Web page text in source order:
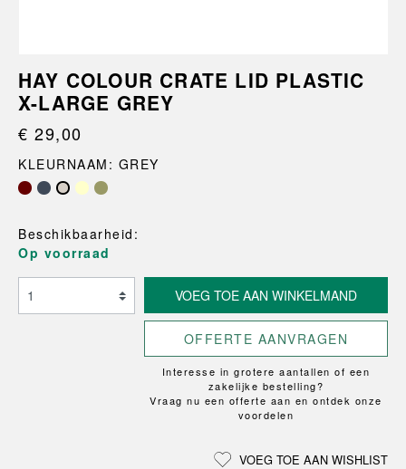
HAY COLOUR CRATE LID PLASTIC
X-LARGE GREY
€ 29,00
KLEURNAAM: GREY
Beschikbaarheid:
Op voorraad
VOEG TOE AAN WINKELMAND
OFFERTE AANVRAGEN
Interesse in grotere aantallen of een
zakelijke bestelling?
Vraag nu een offerte aan en ontdek onze
voordelen
VOEG TOE AAN WISHLIST